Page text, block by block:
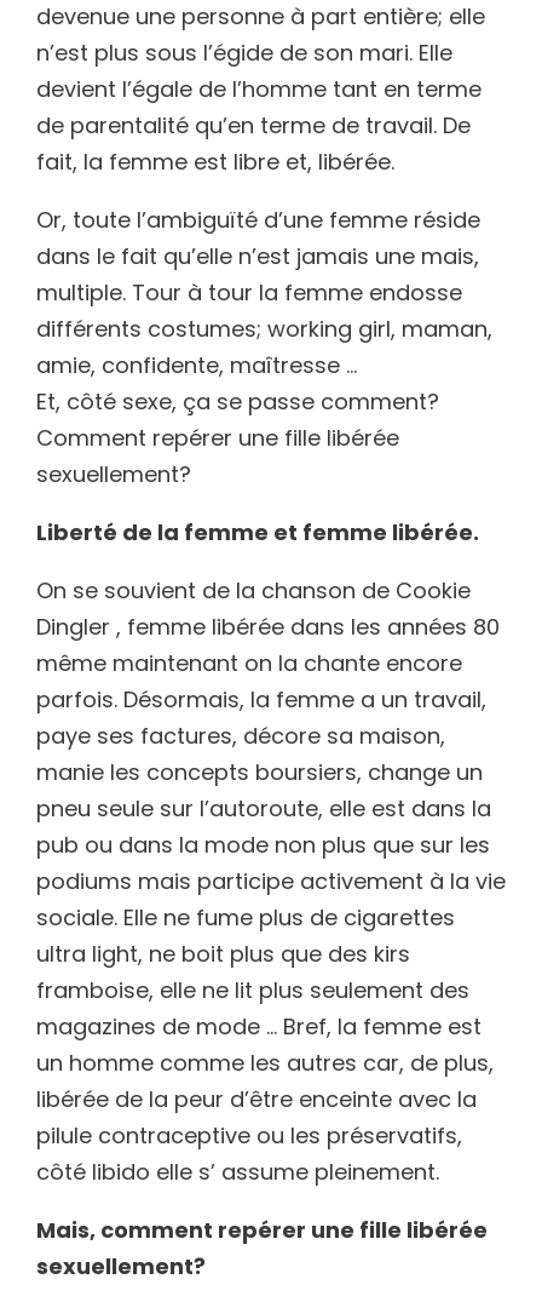
devenue une personne à part entière; elle
n’est plus sous l’égide de son mari. Elle
devient l’égale de l’homme tant en terme
de parentalité qu’en terme de travail. De
fait, la femme est libre et, libérée.
Or, toute l’ambiguïté d’une femme réside
dans le fait qu’elle n’est jamais une mais,
multiple. Tour à tour la femme endosse
différents costumes; working girl, maman,
amie, confidente, maîtresse …
Et, côté sexe, ça se passe comment?
Comment repérer une fille libérée
sexuellement?
Liberté de la femme et femme libérée.
On se souvient de la chanson de Cookie
Dingler , femme libérée dans les années 80
même maintenant on la chante encore
parfois. Désormais, la femme a un travail,
paye ses factures, décore sa maison,
manie les concepts boursiers, change un
pneu seule sur l’autoroute, elle est dans la
pub ou dans la mode non plus que sur les
podiums mais participe activement à la vie
sociale. Elle ne fume plus de cigarettes
ultra light, ne boit plus que des kirs
framboise, elle ne lit plus seulement des
magazines de mode … Bref, la femme est
un homme comme les autres car, de plus,
libérée de la peur d’être enceinte avec la
pilule contraceptive ou les préservatifs,
côté libido elle s’ assume pleinement.
Mais, comment repérer une fille libérée
sexuellement?